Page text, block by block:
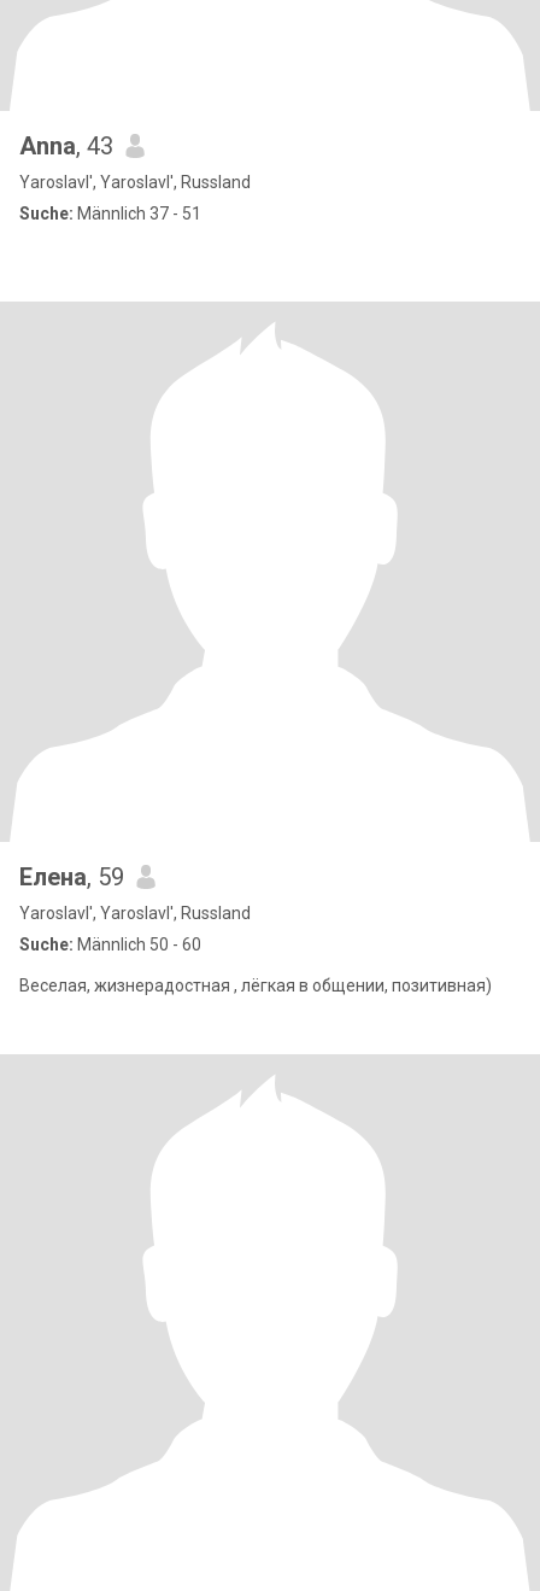
Anna, 43
Yaroslavl', Yaroslavl', Russland
Suche: Männlich 37 - 51
Елена, 59
Yaroslavl', Yaroslavl', Russland
Suche: Männlich 50 - 60
Веселая, жизнерадостная , лёгкая в общении, позитивная)